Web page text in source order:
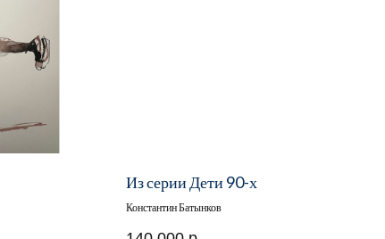
Из серии Дети 90-х
Константин Батынков